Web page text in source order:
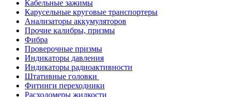
Кабельные зажимы
Карусельные круговые транспортеры
Анализаторы аккумуляторов
Прочие калибры, призмы
Фибра
Проверочные призмы
Индикаторы давления
Индикаторы радиоактивности
Штативные головки
Фитинги переходники
Расходомеры жидкости